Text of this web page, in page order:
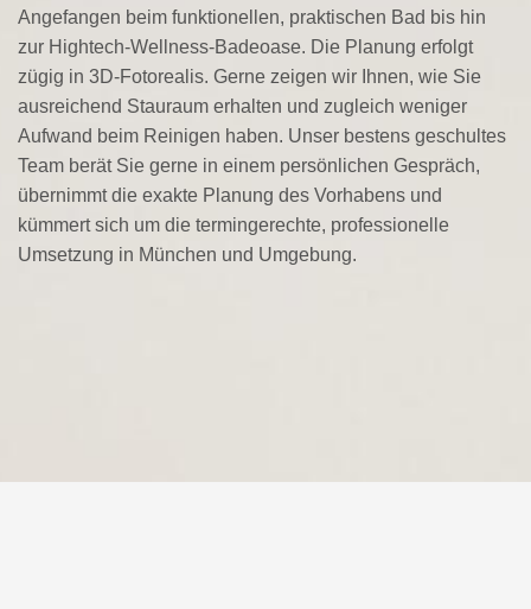
Angefangen beim funktionellen, praktischen Bad bis hin
zur Hightech-Wellness-Badeoase. Die Planung erfolgt
zügig in 3D-Fotorealis. Gerne zeigen wir Ihnen, wie Sie
ausreichend Stauraum erhalten und zugleich weniger
Aufwand beim Reinigen haben. Unser bestens geschultes
Team berät Sie gerne in einem persönlichen Gespräch,
übernimmt die exakte Planung des Vorhabens und
kümmert sich um die termingerechte, professionelle
Umsetzung in München und Umgebung.